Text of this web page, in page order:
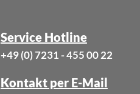
Service Hotline
+49 (0) 7231 - 455 00 22
Kontakt per E-Mail